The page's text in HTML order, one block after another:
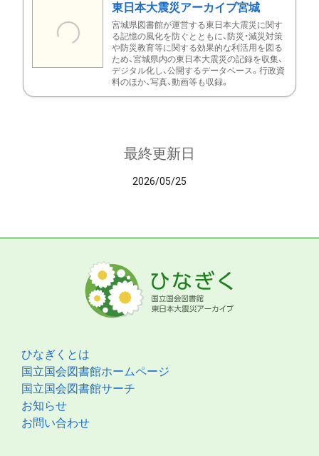
東日本大震災アーカイブ宮城
宮城県図書館が運営する東日本大震災に関す
る記憶の風化を防ぐとともに、防災・減災対策
や防災教育等に関する効果的な利活用を図る
ため、宮城県内の東日本大震災の記録を収集、
デジタル化し、公開するデータベース。行政資
料のほか、写真、動画等も収録。
最終更新日
2026/05/25
ひなぎくとは
国立国会図書館ホームページ
国立国会図書館サーチ
お知らせ
お問い合わせ